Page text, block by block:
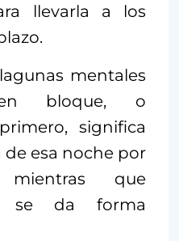
llevarla a los
mentales
bloque, o
significa
esa noche por
que
se da forma